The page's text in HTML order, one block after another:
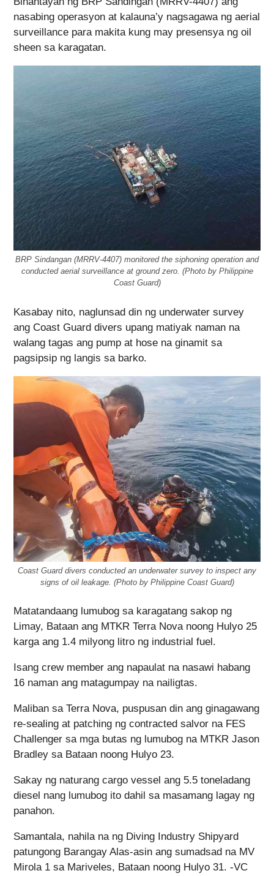
nasabing operasyon at kalauna’y nagsagawa ng aerial
surveillance para makita kung may presensya ng oil
sheen sa karagatan.
BRP Sindangan (MRRV-4407) monitored the siphoning operation and
conducted aerial surveillance at ground zero. (Photo by Philippine
Coast Guard)
Kasabay nito, naglunsad din ng underwater survey
ang Coast Guard divers upang matiyak naman na
walang tagas ang pump at hose na ginamit sa
pagsipsip ng langis sa barko.
Coast Guard divers conducted an underwater survey to inspect any
signs of oil leakage. (Photo by Philippine Coast Guard)
Matatandaang lumubog sa karagatang sakop ng
Limay, Bataan ang MTKR Terra Nova noong Hulyo 25
karga ang 1.4 milyong litro ng industrial fuel.
Isang crew member ang napaulat na nasawi habang
16 naman ang matagumpay na nailigtas.
Maliban sa Terra Nova, puspusan din ang ginagawang
re-sealing at patching ng contracted salvor na FES
Challenger sa mga butas ng lumubog na MTKR Jason
Bradley sa Bataan noong Hulyo 23.
Sakay ng naturang cargo vessel ang 5.5 toneladang
diesel nang lumubog ito dahil sa masamang lagay ng
panahon.
Samantala, nahila na ng Diving Industry Shipyard
patungong Barangay Alas-asin ang sumadsad na MV
Mirola 1 sa Mariveles, Bataan noong Hulyo 31. -VC